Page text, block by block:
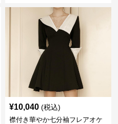
¥10,040 (税込)
襟付き華やか七分袖フレアオケ